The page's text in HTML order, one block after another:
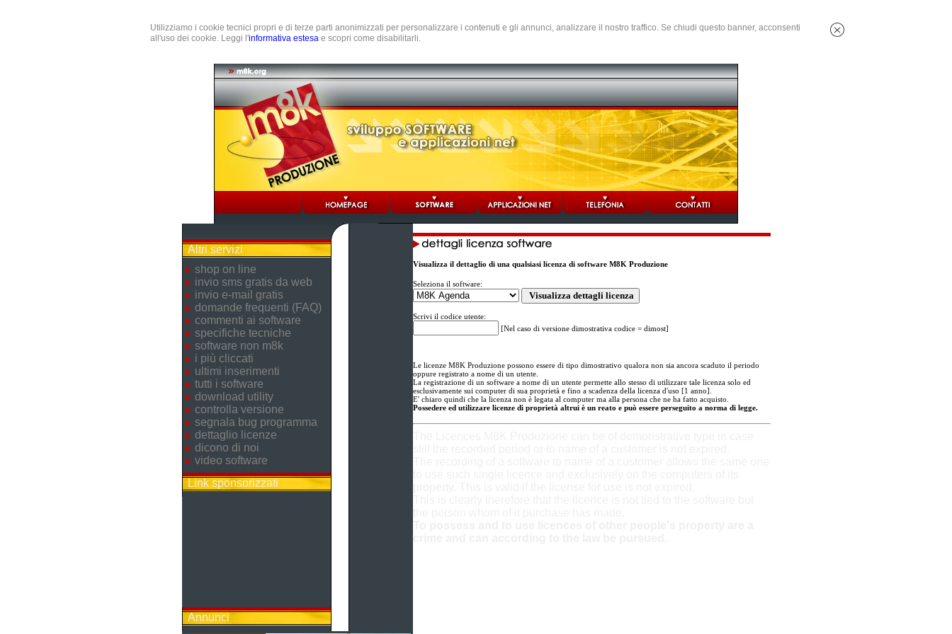
Utilizziamo i cookie tecnici propri e di terze parti anonimizzati per personalizzare i contenuti e gli annunci, analizzare il nostro traffico. Se chiudi questo banner, acconsenti
all'uso dei cookie. Leggi l'informativa estesa e scopri come disabilitarli.
Altri servizi
shop on line
invio sms gratis da web
invio e-mail gratis
domande frequenti (FAQ)
commenti ai software
specifiche tecniche
software non m8k
i più cliccati
ultimi inserimenti
tutti i software
download utility
controlla versione
segnala bug programma
dettaglio licenze
dicono di noi
video software
Link sponsorizzati
Annunci
Visualizza il dettaglio di una qualsiasi licenza di software M8K Produzione
Seleziona il software:
Scrivi il codice utente:
[Nel caso di versione dimostrativa codice = dimost]
Le licenze M8K Produzione possono essere di tipo dimostrativo qualora non sia ancora scaduto il periodo
oppure registrato a nome di un utente.
La registrazione di un software a nome di un utente permette allo stesso di utilizzare tale licenza solo ed
esclusivamente sui computer di sua proprietà e fino a scadenza della licenza d'uso [1 anno].
E' chiaro quindi che la licenza non è legata al computer ma alla persona che ne ha fatto acquisto.
Possedere ed utilizzare licenze di proprietà altrui è un reato e può essere perseguito a norma di legge.